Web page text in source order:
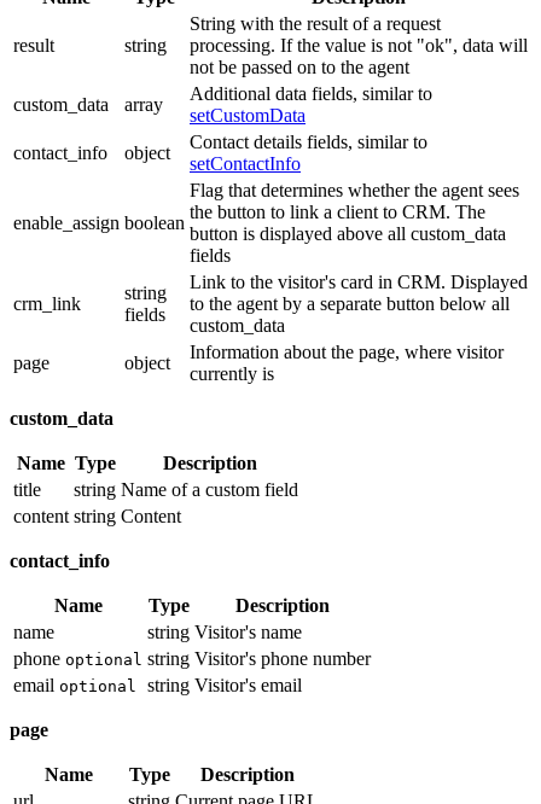
result string
String with the result of a request
processing. If the value is not "ok", data will
not be passed on to the agent
custom_data
array
Additional data fields, similar to
setCustomData
contact_info
object
Contact details fields, similar to
setContactInfo
enable_assign boolean
Flag that determines whether the agent sees
the button to link a client to CRM. The
button is displayed above all custom_data
fields
crm_link
string
fields
Link to the visitor's card in CRM. Displayed
to the agent by a separate button below all
custom_data
page
object
Information about the page, where visitor
currently is
custom_data
Name Type
Description
title
string Name of a custom field
content string Content
contact_info
Name Type
Description
name
string Visitor's name
phone optional string Visitor's phone number
email optional string Visitor's email
page
Name Type
Description